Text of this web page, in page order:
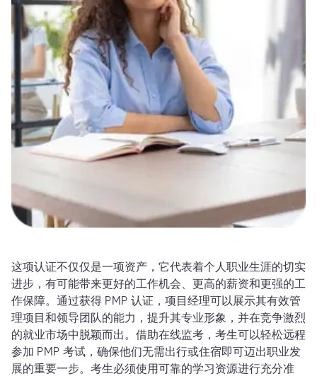
这项认证不仅仅是一项资产，它代表着个人职业生涯的切实
进步，有可能带来更好的工作机会、更高的薪资和更强的工
作保障。通过获得 PMP 认证，项目经理可以展示其有效管
理项目和领导团队的能力，提升其专业形象，并在竞争激烈
的就业市场中脱颖而出。借助在线监考，考生可以轻松远程
参加 PMP 考试，确保他们无需出行或住宿即可迈出职业发
展的重要一步。考生必须使用可靠的学习资源进行充分准